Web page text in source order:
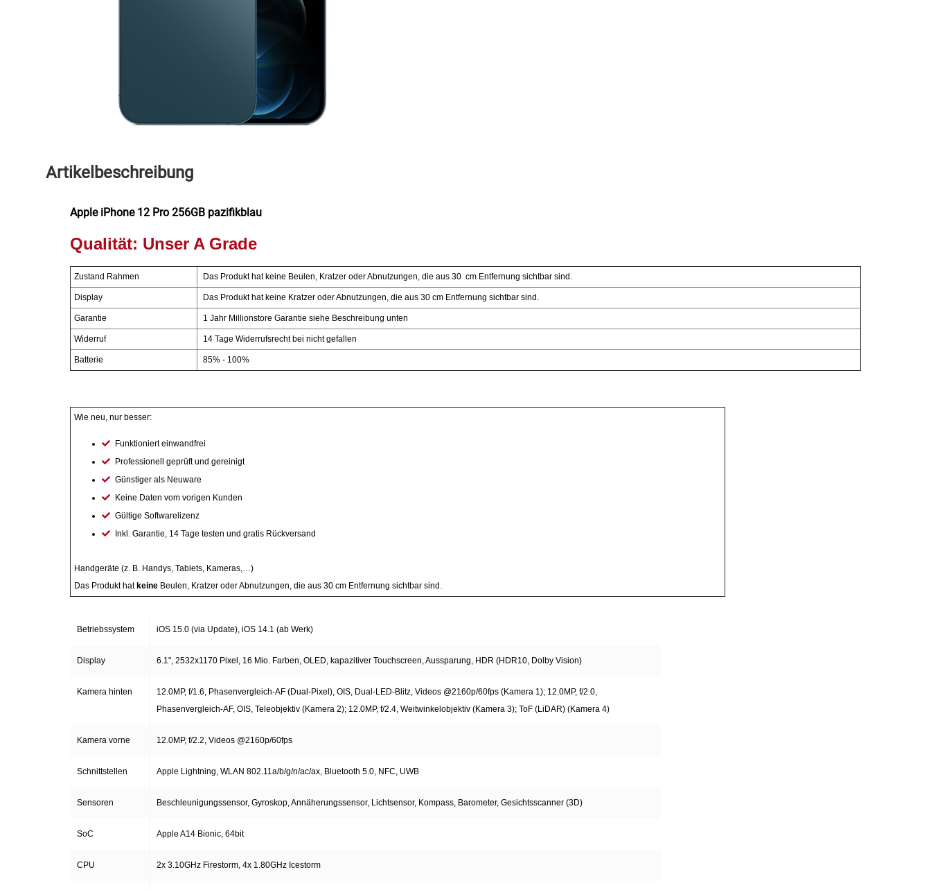
Dekoration
Einwegartikel / Trinkhalme
Elektrogeräte
Fertiggerichte trocken
Frühstück / Cerealien
Frühstück / süße Aufstriche
Gemüsekonserven
Geschirrreiniger
Haarkosmetik
Haushaltshelfer
Haushaltsreiniger
Artikelbeschreibung
Apple iPhone 12 Pro 256GB pazifikblau
Qualität: Unser A Grade
Zustand Rahmen Das Produkt hat keine Beulen, Kratzer oder Abnutzungen, die aus 30 cm Entfernung sichtbar sind.
Display Das Produkt hat keine Kratzer oder Abnutzungen, die aus 30 cm Entfernung sichtbar sind.
Garantie 1 Jahr Millionstore Garantie siehe Beschreibung unten
Widerruf 14 Tage Widerrufsrecht bei nicht gefallen
Batterie 85% - 100%
Wie neu, nur besser:
Funktioniert einwandfrei
Professionell geprüft und gereinigt
Günstiger als Neuware
Keine Daten vom vorigen Kunden
Gültige Softwarelizenz
Inkl. Garantie, 14 Tage testen und gratis Rückversand
Handgeräte (z. B. Handys, Tablets, Kameras,…)
Das Produkt hatkeineBeulen, Kratzer oder Abnutzungen, die aus 30 cm Entfernung sichtbar sind.
Betriebssystem iOS 15.0 (via Update), iOS 14.1 (ab Werk)
Display 6.1", 2532x1170 Pixel, 16 Mio. Farben, OLED, kapazitiver Touchscreen, Aussparung, HDR (HDR10, Dolby Vision)
Kamera hinten
12.0MP, f/1.6, Phasenvergleich-AF (Dual-Pixel), OIS, Dual-LED-Blitz, Videos @2160p/60fps (Kamera 1); 12.0MP, f/2.0,
Phasenvergleich-AF, OIS, Teleobjektiv (Kamera 2); 12.0MP, f/2.4, Weitwinkelobjektiv (Kamera 3); ToF (LiDAR) (Kamera 4)
Kamera vorne 12.0MP, f/2.2, Videos @2160p/60fps
Schnittstellen Apple Lightning, WLAN 802.11a/b/g/n/ac/ax, Bluetooth 5.0, NFC, UWB
Sensoren Beschleunigungssensor, Gyroskop, Annäherungssensor, Lichtsensor, Kompass, Barometer, Gesichtsscanner (3D)
SoC Apple A14 Bionic, 64bit
CPU 2x 3.10GHz Firestorm, 4x 1.80GHz Icestorm